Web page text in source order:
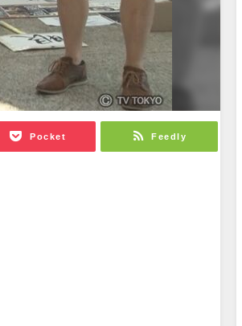
Pocket Feedly